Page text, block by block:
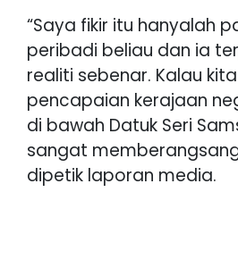
“Saya fikir itu hanyalah
peribadi beliau dan ia
realiti sebenar. Kalau
pencapaian kerajaan
di bawah Datuk Seri
sangat
dipetik laporan media.